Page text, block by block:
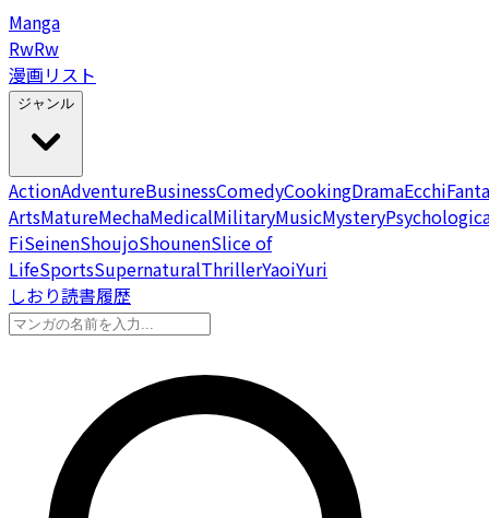
Manga
RwRw
漫画リスト
ジャンル
ActionAdventureBusinessComedyCookingDramaEcchi
ArtsMatureMechaMedicalMilitaryMusicMystery
FiSeinenShoujoShounenSlice of
LifeSportsSupernaturalThrillerYaoiYuri
しおり読書履歴